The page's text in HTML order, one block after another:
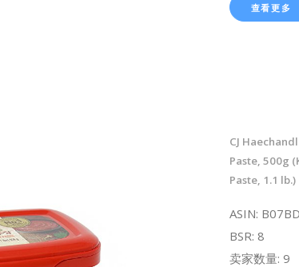
查看更多
CJ
Paste, 500g
Paste, 1.1 lb.)
ASIN:
BSR: 8
卖家数量: 9